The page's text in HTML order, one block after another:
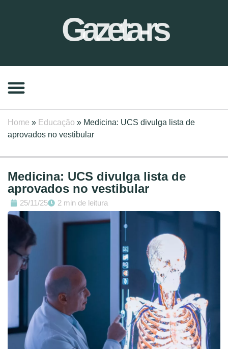
Gazeta-rs
Home » Educação » Medicina: UCS divulga lista de
aprovados no vestibular
Medicina: UCS divulga lista de
aprovados no vestibular
25/11/25 2 min de leitura